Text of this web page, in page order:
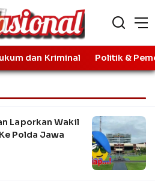
dan Kriminal Politik &
Laporkan Wakil
Polda Jawa